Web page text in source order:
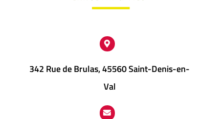
342 Rue de Brulas, 45560 Saint-Denis-en-
Val